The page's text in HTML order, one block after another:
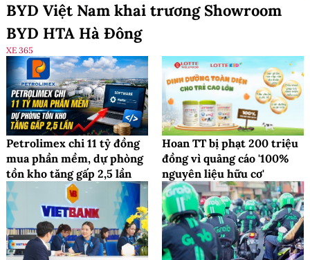
BYD Việt Nam khai trương Showroom
BYD HTA Hà Đông
XE 365
Petrolimex chi 11 tỷ đồng
mua phần mềm, dự phòng
tồn kho tăng gấp 2,5 lần
Hoan TT bị phạt 200 triệu
đồng vì quảng cáo '100%
nguyên liệu hữu cơ'